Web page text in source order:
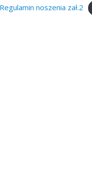
Regulamin noszenia zał.2